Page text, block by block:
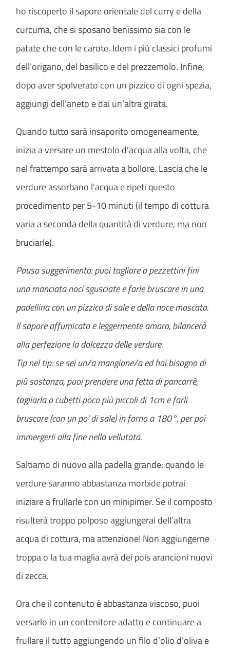
ho riscoperto il sapore orientale del curry e della
curcuma, che si sposano benissimo sia con le
patate che con le carote. Idem i più classici profumi
dell’origano, del basilico e del prezzemolo. Infine,
dopo aver spolverato con un pizzico di ogni spezia,
aggiungi dell’aneto e dai un’altra girata.
Quando tutto sarà insaporito omogeneamente,
inizia a versare un mestolo d’acqua alla volta, che
nel frattempo sarà arrivata a bollore. Lascia che le
verdure assorbano l’acqua e ripeti questo
procedimento per 5-10 minuti (il tempo di cottura
varia a seconda della quantità di verdure, ma non
bruciarle).
Pausa suggerimento: puoi tagliare a pezzettini fini
una manciata noci sgusciate e farle bruscare in una
padellina con un pizzico di sale e della noce moscata.
Il sapore affumicato e leggermente amaro, bilancerà
alla perfezione la dolcezza delle verdure.
Tip nel tip: se sei un/a mangione/a ed hai bisogno di
più sostanza, puoi prendere una fetta di pancarré,
tagliarla a cubetti poco più piccoli di 1cm e farli
bruscare (con un po’ di sale) in forno a 180°, per poi
immergerli alla fine nella vellutata.
Saltiamo di nuovo alla padella grande: quando le
verdure saranno abbastanza morbide potrai
iniziare a frullarle con un minipimer. Se il composto
risulterà troppo polposo aggiungerai dell’altra
acqua di cottura, ma attenzione! Non aggiungerne
troppa o la tua maglia avrà dei pois arancioni nuovi
di zecca.
Ora che il contenuto è abbastanza viscoso, puoi
versarlo in un contenitore adatto e continuare a
frullare il tutto aggiungendo un filo d’olio d’oliva e